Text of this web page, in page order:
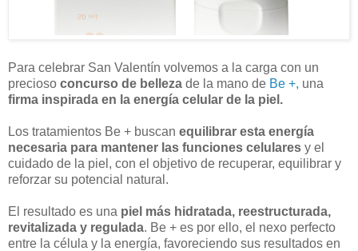
Para celebrar San Valentín volvemos a la carga con un
precioso concurso de belleza de la mano de Be +, una
firma inspirada en la energía celular de la piel.
Los tratamientos Be + buscan equilibrar esta energía
necesaria para mantener las funciones celulares y el
cuidado de la piel, con el objetivo de recuperar, equilibrar y
reforzar su potencial natural.
El resultado es una piel más hidratada, reestructurada,
revitalizada y regulada. Be + es por ello, el nexo perfecto
entre la célula y la energía, favoreciendo sus resultados en